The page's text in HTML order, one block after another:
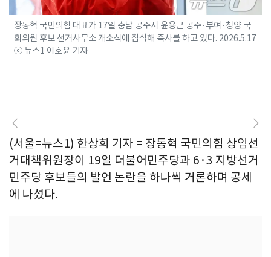
장동혁 국민의힘 대표가 17일 충남 공주시 윤용근 공주·부여·청양 국
회의원 후보 선거사무소 개소식에 참석해 축사를 하고 있다. 2026.5.17
ⓒ 뉴스1 이호윤 기자
(서울=뉴스1) 한상희 기자 = 장동혁 국민의힘 상임선
거대책위원장이 19일 더불어민주당과 6·3 지방선거
민주당 후보들의 발언 논란을 하나씩 거론하며 공세
에 나섰다.